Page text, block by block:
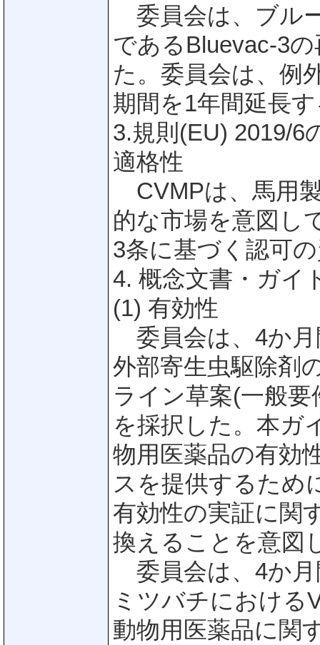
委員会は、ブル
であるBluevac-3
た。委員会は、例
期間を1年間延長
3.規則(EU) 2019/6
適格性
CVMPは、馬用
的な市場を意図し
3条に基づく認可
4. 概念文書・ガイ
(1) 有効性
委員会は、4か月
外部寄生虫駆除剤
ライン草案(一般要
を採択した。本ガ
物用医薬品の有効
スを提供するため
有効性の実証に関
換えることを意図
委員会は、4か月
ミツバチにおける
動物用医薬品に関